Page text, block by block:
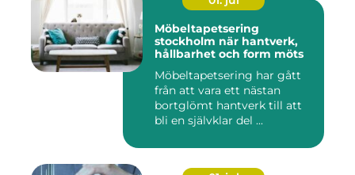
Möbeltapetsering
stockholm när hantverk,
hållbarhet och form möts
Möbeltapetsering har gått
från att vara ett nästan
bortglömt hantverk till att
bli en självklar del ...